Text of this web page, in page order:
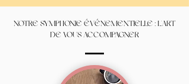
NOTRE SYMPHONIE ÉVÉNEMENTIELLE : L'ART
DE VOUS ACCOMPAGNER